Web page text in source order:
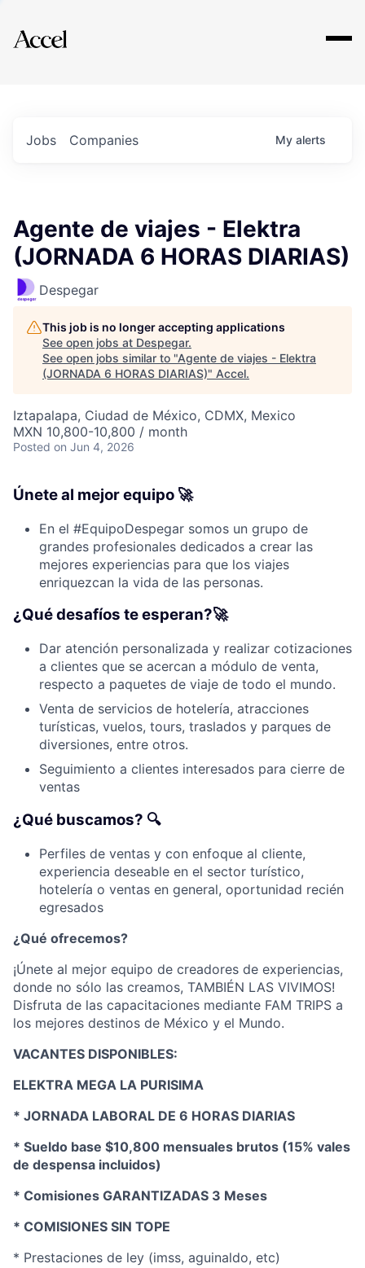
Explore
Jobs Companies My alerts
Agente de viajes - Elektra
(JORNADA 6 HORAS DIARIAS)
Despegar
This job is no longer accepting applications
See open jobs at Despegar.
See open jobs similar to "Agente de viajes - Elektra
(JORNADA 6 HORAS DIARIAS)" Accel.
Iztapalapa, Ciudad de México, CDMX, Mexico
MXN 10,800-10,800 / month
Posted on Jun 4, 2026
Únete al mejor equipo 🚀
En el #EquipoDespegar somos un grupo de
grandes profesionales dedicados a crear las
mejores experiencias para que los viajes
enriquezcan la vida de las personas.
¿Qué desafíos te esperan?🚀
Dar atención personalizada y realizar cotizaciones
a clientes que se acercan a módulo de venta,
respecto a paquetes de viaje de todo el mundo.
Venta de servicios de hotelería, atracciones
turísticas, vuelos, tours, traslados y parques de
diversiones, entre otros.
Seguimiento a clientes interesados ​​para cierre de
ventas
¿Qué buscamos? 🔍
Perfiles de ventas y con enfoque al cliente,
experiencia deseable en el sector turístico,
hotelería o ventas en general, oportunidad recién
egresados
¿Qué ofrecemos?
¡Únete al mejor equipo de creadores de experiencias,
donde no sólo las creamos, TAMBIÉN LAS VIVIMOS!
Disfruta de las capacitaciones mediante FAM TRIPS a
los mejores destinos de México y el Mundo.
VACANTES DISPONIBLES:
ELEKTRA MEGA LA PURISIMA
* JORNADA LABORAL DE 6 HORAS DIARIAS
* Sueldo base $10,800 mensuales brutos (15% vales
de despensa incluidos)
* Comisiones GARANTIZADAS 3 Meses
* COMISIONES SIN TOPE
* Prestaciones de ley (imss, aguinaldo, etc)